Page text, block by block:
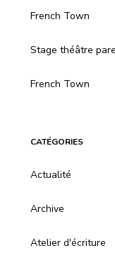
French Town
Stage théâtre
French Town
CATÉGORIES
Actualité
Archive
Atelier d'écriture